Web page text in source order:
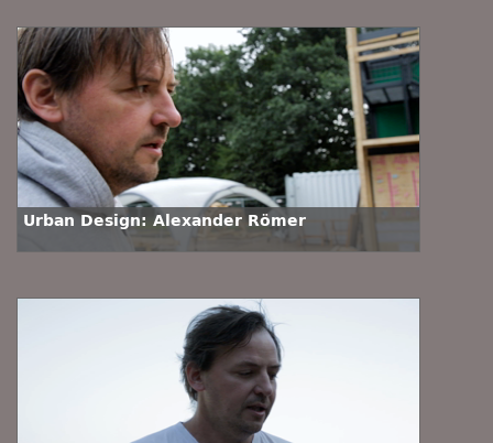
Urban Design: Alexander Römer